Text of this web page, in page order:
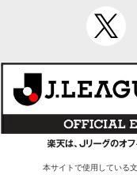
本サイトで使用している